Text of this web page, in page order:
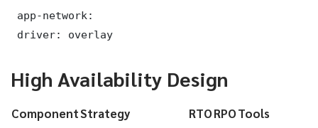
app-network:
driver: overlay
High Availability Design
ComponentStrategy RTORPOTools